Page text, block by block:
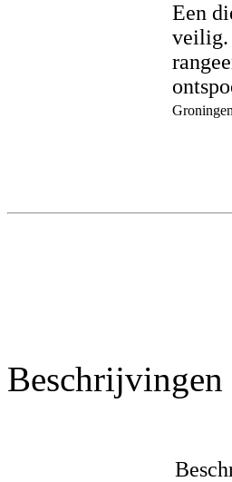
Een
veilig.
Beschrijvingen